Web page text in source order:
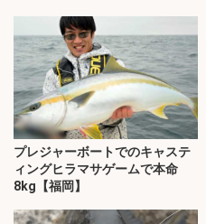
プレジャーボートでのキャステ
ィングヒラマサゲームで本命
8kg【福岡】